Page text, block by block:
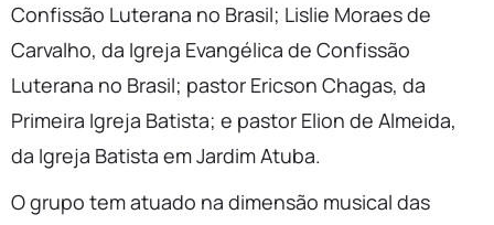
Confissão Luterana no Brasil; Lislie Moraes de
Carvalho, da Igreja Evangélica de Confissão
Luterana no Brasil; pastor Ericson Chagas, da
Primeira Igreja Batista; e pastor Elion de Almeida,
da Igreja Batista em Jardim Atuba.
O grupo tem atuado na dimensão musical das